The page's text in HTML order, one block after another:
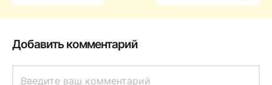
Добавить комментарий